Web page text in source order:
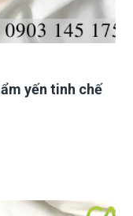
yến tinh chế